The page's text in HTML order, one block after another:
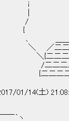
＿＿＿
二二
二二二
二二
二二二
01/14(土)
￣ ｀